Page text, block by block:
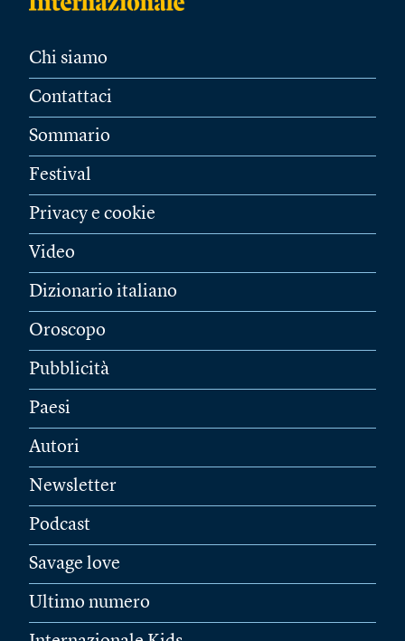
Chi siamo
Contattaci
Sommario
Festival
Privacy e cookie
Video
Dizionario italiano
Oroscopo
Pubblicità
Paesi
Autori
Newsletter
Podcast
Savage love
Ultimo numero